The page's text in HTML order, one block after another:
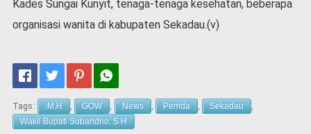
Kades Sungai Kunyit, tenaga-tenaga kesehatan, beberapa
organisasi wanita di kabupaten Sekadau.(v)
Tags: .M.H , GOW , News , Pemda , Sekadau
,
Wakil Bupati Subandrio. S.H